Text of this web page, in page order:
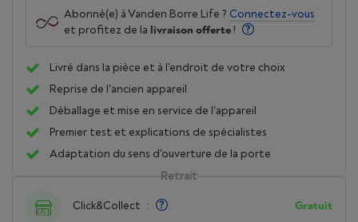
Abonné(e) à Vanden Borre Life ? Connectez-vous
et profitez de la livraison offerte !
Livré dans la pièce et à l'endroit de votre choix
Reprise de l'ancien appareil
Déballage et mise en service de l'appareil
Premier test et explications de spécialistes
Adaptation du sens d'ouverture de la porte
Retrait
Click&Collect : Gratuit